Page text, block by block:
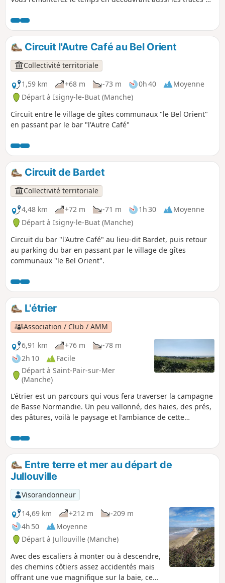
Circuit l'Autre Café au Bel Orient
Collectivité territoriale
1,59 km
+68 m -73 m 0h 40
Moyenne
Départ à Isigny-le-Buat (Manche)
Circuit entre le village de gîtes communaux "le Bel Orient"
en passant par le bar "l'Autre Café"
Circuit de Bardet
Collectivité territoriale
4,48 km
+72 m -71 m 1h 30
Moyenne
Départ à Isigny-le-Buat (Manche)
Circuit du bar "l'Autre Café" au lieu-dit Bardet, puis retour
au parking du bar en passant par le village de gîtes
communaux "le Bel Orient".
L'étrier
Association / Club / AMM
6,91 km
+76 m
-78 m
2h 10
Facile
Départ à Saint-Pair-sur-Mer
(Manche)
L'étrier est un parcours qui vous fera traverser la campagne
de Basse Normandie. Un peu vallonné, des haies, des prés,
des pâtures, voilà le paysage et l'ambiance de cette
Entre terre et mer au départ de
Jullouville
Visorandonneur
14,69 km
+212 m
-209 m
4h 50
Moyenne
Départ à Jullouville (Manche)
Avec des escaliers à monter ou à descendre,
des chemins côtiers assez accidentés mais
offrant une vue magnifique sur la baie, ce